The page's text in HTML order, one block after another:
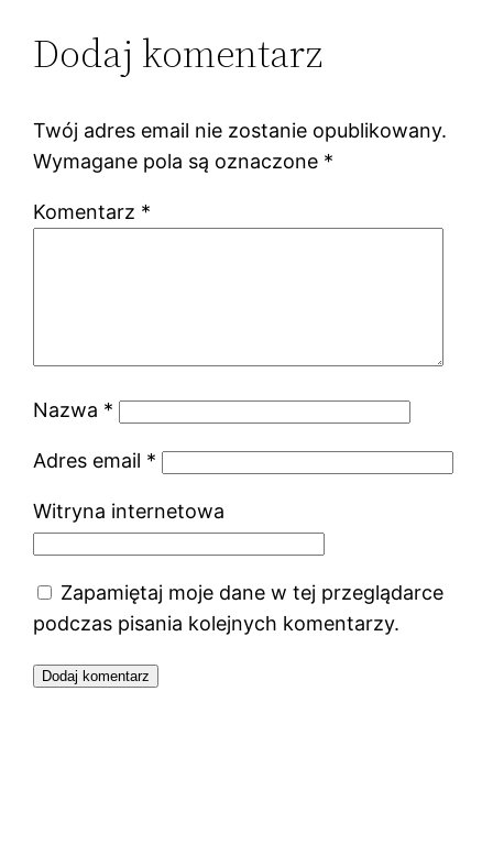
Dodaj komentarz
Twój adres email nie zostanie opublikowany.
Wymagane pola są oznaczone *
Komentarz *
Nazwa *
Adres email *
Witryna internetowa
Zapamiętaj moje dane w tej przeglądarce
podczas pisania kolejnych komentarzy.